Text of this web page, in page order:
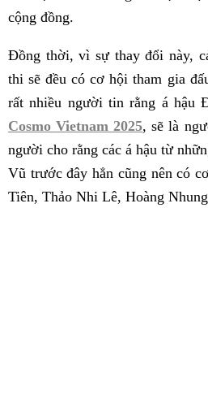
cộng đồng.
Đồng thời, vì sự thay đổi này,
thi sẽ đều có cơ hội tham gia
rất nhiều người tin rằng á hậu
Cosmo Vietnam 2025, sẽ là
người cho rằng các á hậu từ
Vũ trước đây hẳn cũng nên có
Tiên, Thảo Nhi Lê, Hoàng